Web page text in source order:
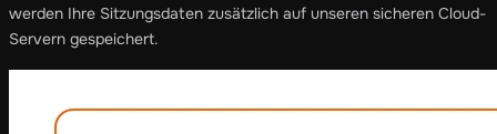
werden Ihre Sitzungsdaten zusätzlich auf unseren sicheren Cloud-
Servern gespeichert.